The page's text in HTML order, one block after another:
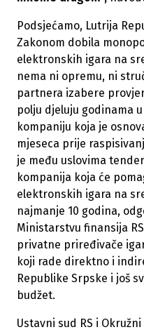
Podsjećamo, Lutrija
Zakonom dobila
elektronskih igara na
nema ni opremu, ni
partnera izabere
polju djeluju godinama
kompaniju koja je
mjeseca prije
je među uslovima
kompanija koja će
elektronskih igara na
najmanje 10 godina,
Ministarstvu finansija
privatne priređivače
koji rade direktno i
Republike Srpske i još
budžet.
Ustavni sud RS i